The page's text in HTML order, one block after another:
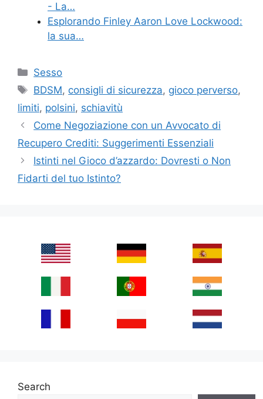
- La…
Esplorando Finley Aaron Love Lockwood:
la sua…
Categories
Sesso
Tags
BDSM, consigli di sicurezza, gioco perverso,
limiti, polsini, schiavitù
Come Negoziazione con un Avvocato di
Recupero Crediti: Suggerimenti Essenziali
Istinti nel Gioco d’azzardo: Dovresti o Non
Fidarti del tuo Istinto?
Search